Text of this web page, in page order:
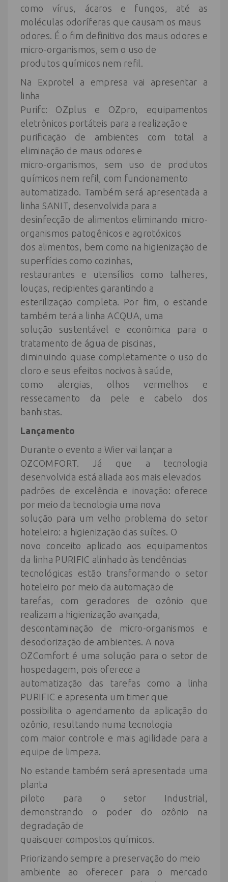
como vírus, ácaros e fungos, até as
moléculas odoríferas que causam os maus
odores. É o fim definitivo dos maus odores e
micro-organismos, sem o uso de
produtos químicos nem refil.
Na Exprotel a empresa vai apresentar a
linha
Purifc: OZplus e OZpro, equipamentos
eletrônicos portáteis para a realização e
purificação de ambientes com total a
eliminação de maus odores e
micro-organismos, sem uso de produtos
químicos nem refil, com funcionamento
automatizado. Também será apresentada a
linha SANIT, desenvolvida para a
desinfecção de alimentos eliminando micro-
organismos patogênicos e agrotóxicos
dos alimentos, bem como na higienização de
superfícies como cozinhas,
restaurantes e utensílios como talheres,
louças, recipientes garantindo a
esterilização completa. Por fim, o estande
também terá a linha ACQUA, uma
solução sustentável e econômica para o
tratamento de água de piscinas,
diminuindo quase completamente o uso do
cloro e seus efeitos nocivos à saúde,
como alergias, olhos vermelhos e
ressecamento da pele e cabelo dos
banhistas.
Lançamento
Durante o evento a Wier vai lançar a
OZCOMFORT. Já que a tecnologia
desenvolvida está aliada aos mais elevados
padrões de excelência e inovação: oferece
por meio da tecnologia uma nova
solução para um velho problema do setor
hoteleiro: a higienização das suítes. O
novo conceito aplicado aos equipamentos
da linha PURIFIC alinhado às tendências
tecnológicas estão transformando o setor
hoteleiro por meio da automação de
tarefas, com geradores de ozônio que
realizam a higienização avançada,
descontaminação de micro-organismos e
desodorização de ambientes. A nova
OZComfort é uma solução para o setor de
hospedagem, pois oferece a
automatização das tarefas como a linha
PURIFIC e apresenta um timer que
possibilita o agendamento da aplicação do
ozônio, resultando numa tecnologia
com maior controle e mais agilidade para a
equipe de limpeza.
No estande também será apresentada uma
planta
piloto para o setor Industrial,
demonstrando o poder do ozônio na
degradação de
quaisquer compostos químicos.
Priorizando sempre a preservação do meio
ambiente ao oferecer para o mercado